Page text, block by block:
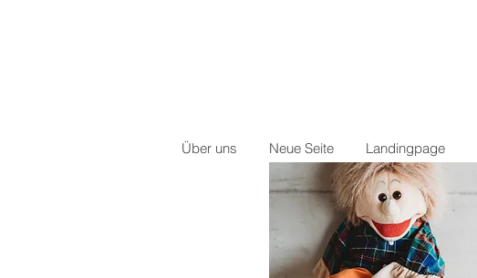
Über uns Neue Seite Landingpage